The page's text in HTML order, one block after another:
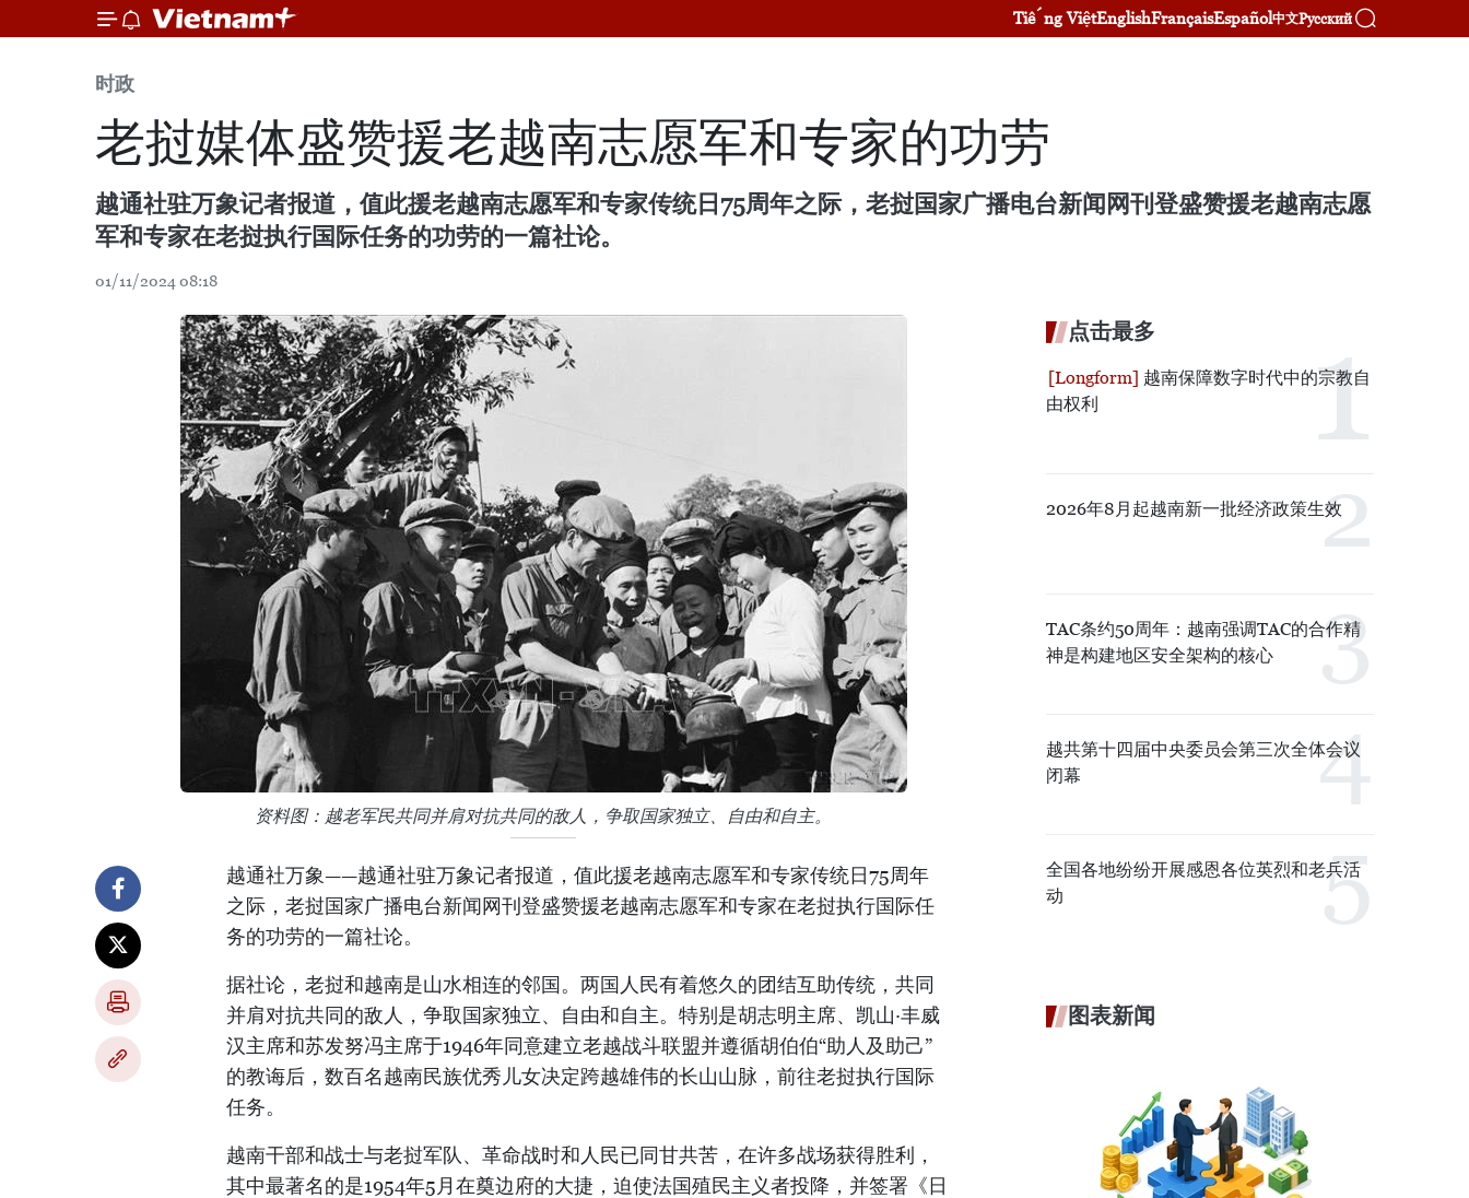
Tiếng ViệtEnglishFrançaisEspañol中文Русский
时政
老挝媒体盛赞援老越南志愿军和专家的功劳
越通社驻万象记者报道，值此援老越南志愿军和专家传统日75周年之际，老挝国家广播电台新闻网刊登盛赞援老越南志愿
军和专家在老挝执行国际任务的功劳的一篇社论。
01/11/2024 08:18
资料图：越老军民共同并肩对抗共同的敌人，争取国家独立、自由和自主。
越通社万象——越通社驻万象记者报道，值此援老越南志愿军和专家传统日75周年
之际，老挝国家广播电台新闻网刊登盛赞援老越南志愿军和专家在老挝执行国际任
务的功劳的一篇社论。
据社论，老挝和越南是山水相连的邻国。两国人民有着悠久的团结互助传统，共同
并肩对抗共同的敌人，争取国家独立、自由和自主。特别是胡志明主席、凯山·丰威
汉主席和苏发努冯主席于1946年同意建立老越战斗联盟并遵循胡伯伯“助人及助己”
的教诲后，数百名越南民族优秀儿女决定跨越雄伟的长山山脉，前往老挝执行国际
任务。
越南干部和战士与老挝军队、革命战时和人民已同甘共苦，在许多战场获得胜利，
其中最著名的是1954年5月在奠边府的大捷，迫使法国殖民主义者投降，并签署《日
点击最多
越南保障数字时代中的宗教自
由权利
2026年8月起越南新一批经济政策生效
TAC条约50周年：越南强调TAC的合作精
神是构建地区安全架构的核心
越共第十四届中央委员会第三次全体会议
闭幕
全国各地纷纷开展感恩各位英烈和老兵活
动
图表新闻